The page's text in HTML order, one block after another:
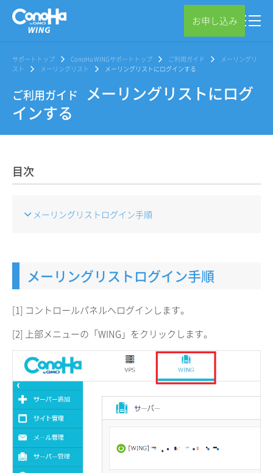
お申し込み
サポートトップ ConoHa WINGサポートトップ ご利用ガイド
メーリングリ
スト
メーリングリスト メーリングリストにログインする
ご利用ガイド
メーリングリストにログ
インする
目次
メーリングリストログイン手順
メーリングリストログイン手順
[1] コントロールパネルへログインします。
[2] 上部メニューの「WING」をクリックします。